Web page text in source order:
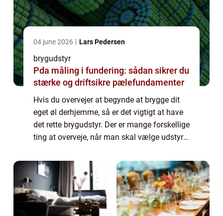
04 june 2026 Lars Pedersen
brygudstyr
Pda måling i fundering: sådan sikrer du
stærke og driftsikre pælefundamenter
Hvis du overvejer at begynde at brygge dit
eget øl derhjemme, så er det vigtigt at have
det rette brygudstyr. Der er mange forskellige
ting at overveje, når man skal vælge udstyr